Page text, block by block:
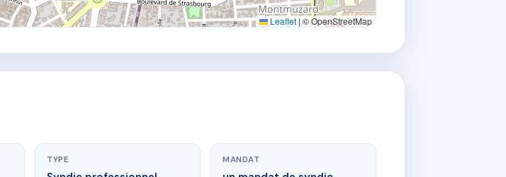
Leaflet | © OpenStreetMap
TYPE MANDAT